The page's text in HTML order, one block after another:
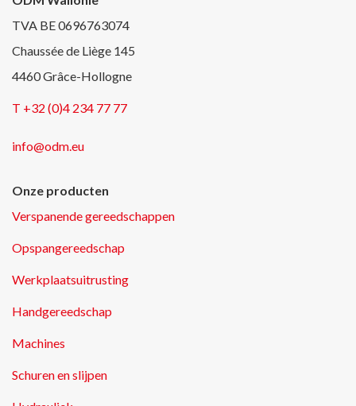
TVA BE 0696763074
Chaussée de Liège 145
4460 Grâce-Hollogne
T +32 (0)4 234 77 77
info@odm.eu
Onze producten
Verspanende gereedschappen
Opspangereedschap
Werkplaatsuitrusting
Handgereedschap
Machines
Schuren en slijpen